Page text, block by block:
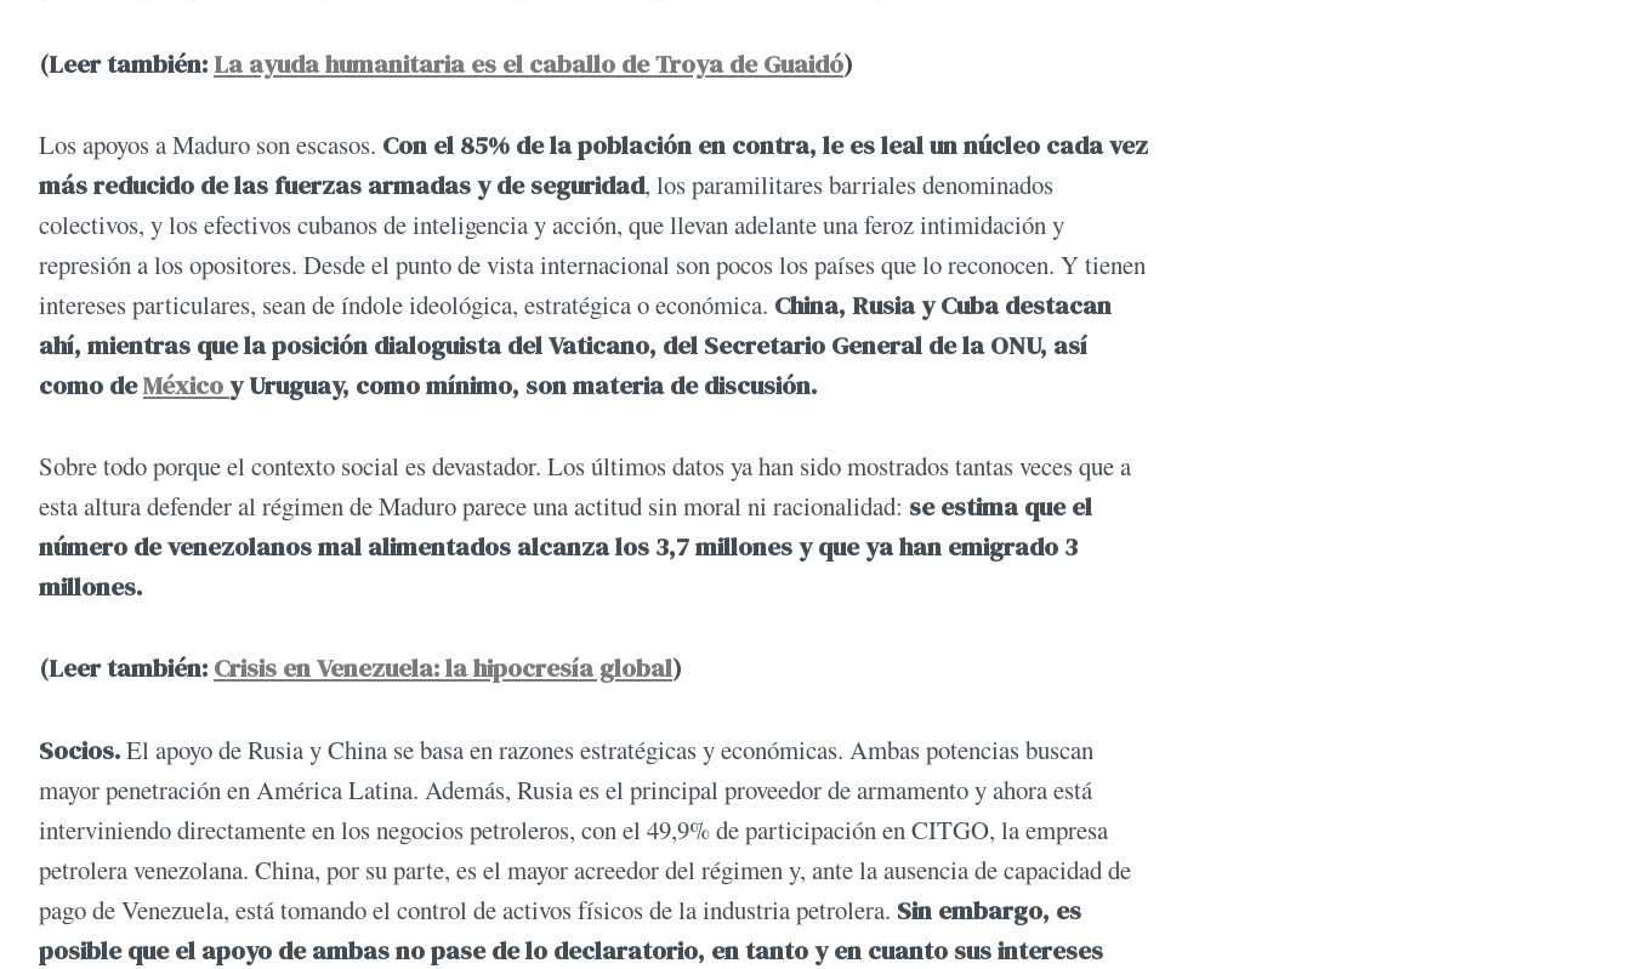
(Leer también: La ayuda humanitaria es el caballo de Troya de Guaidó)
Los apoyos a Maduro son escasos. Con el 85% de la población en contra, le es leal un núcleo cada vez
más reducido de las fuerzas armadas y de seguridad, los paramilitares barriales denominados
colectivos, y los efectivos cubanos de inteligencia y acción, que llevan adelante una feroz intimidación y
represión a los opositores. Desde el punto de vista internacional son pocos los países que lo reconocen. Y tienen
intereses particulares, sean de índole ideológica, estratégica o económica. China, Rusia y Cuba destacan
ahí, mientras que la posición dialoguista del Vaticano, del Secretario General de la ONU, así
como deMéxicoy Uruguay, como mínimo, son materia de discusión.
Sobre todo porque el contexto social es devastador. Los últimos datos ya han sido mostrados tantas veces que a
esta altura defender al régimen de Maduro parece una actitud sin moral ni racionalidad: se estima que el
número de venezolanos mal alimentados alcanza los 3,7 millones y que ya han emigrado 3
millones.
(Leer también: Crisis en Venezuela: la hipocresía global)
Socios.El apoyo de Rusia y China se basa en razones estratégicas y económicas. Ambas potencias buscan
mayor penetración en América Latina. Además, Rusia es el principal proveedor de armamento y ahora está
interviniendo directamente en los negocios petroleros, con el 49,9% de participación en CITGO, la empresa
petrolera venezolana. China, por su parte, es el mayor acreedor del régimen y, ante la ausencia de capacidad de
pago de Venezuela, está tomando el control de activos físicos de la industria petrolera. Sin embargo, es
posible que el apoyo de ambas no pase de lo declaratorio, en tanto y en cuanto sus intereses